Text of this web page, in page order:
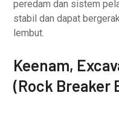
peredam dan sistem
stabil dan dapat
lembut.
Keenam,
(Rock Breaker